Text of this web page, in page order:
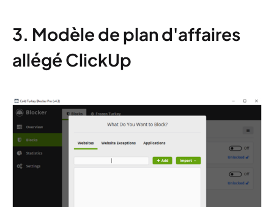
3. Modèle de plan d'affaires
allégé ClickUp